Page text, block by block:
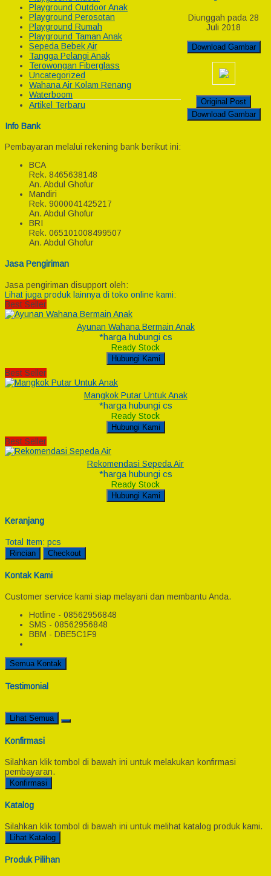
Playground Outdoor Anak
Playground Perosotan
Playground Rumah
Playground Taman Anak
Sepeda Bebek Air
Tangga Pelangi Anak
Terowongan Fiberglass
Uncategorized
Wahana Air Kolam Renang
Waterboom
Artikel Terbaru
Info Bank
Pembayaran melalui rekening bank berikut ini:
BCA
Rek. 8465638148
An. Abdul Ghofur
Mandiri
Rek. 9000041425217
An. Abdul Ghofur
BRI
Rek. 065101008499507
An. Abdul Ghofur
Jasa Pengiriman
Jasa pengiriman disupport oleh:
Diunggah pada 28
Juli 2018
Download Gambar
Original Post
Download Gambar
Lihat juga produk lainnya di toko online kami:
Best Seller
Ayunan Wahana Bermain Anak
*harga hubungi cs
Ready Stock
Hubungi Kami
Best Seller
Mangkok Putar Untuk Anak
*harga hubungi cs
Ready Stock
Hubungi Kami
Best Seller
Rekomendasi Sepeda Air
*harga hubungi cs
Ready Stock
Hubungi Kami
Keranjang
Total Item: pcs
Rincian Checkout
Kontak Kami
Customer service kami siap melayani dan membantu Anda.
Hotline - 08562956848
SMS - 08562956848
BBM - DBE5C1F9
Semua Kontak
Testimonial
Lihat Semua
Konfirmasi
Silahkan klik tombol di bawah ini untuk melakukan konfirmasi
pembayaran.
Konfirmasi
Katalog
Silahkan klik tombol di bawah ini untuk melihat katalog produk kami.
Lihat Katalog
Produk Pilihan